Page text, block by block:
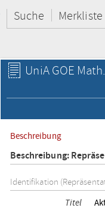
Suche Merkliste
UniA GOE
Beschreibung
Beschreibung:
Identifikation
Titel